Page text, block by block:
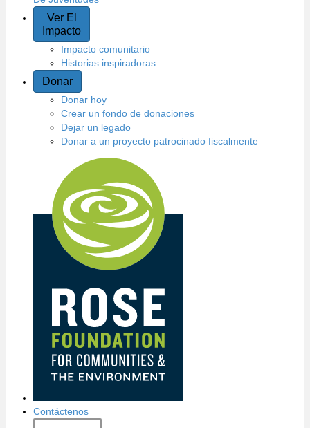
Ver El
Impacto
Impacto comunitario
Historias inspiradoras
Donar
Donar hoy
Crear un fondo de donaciones
Dejar un legado
Donar a un proyecto patrocinado fiscalmente
Contáctenos